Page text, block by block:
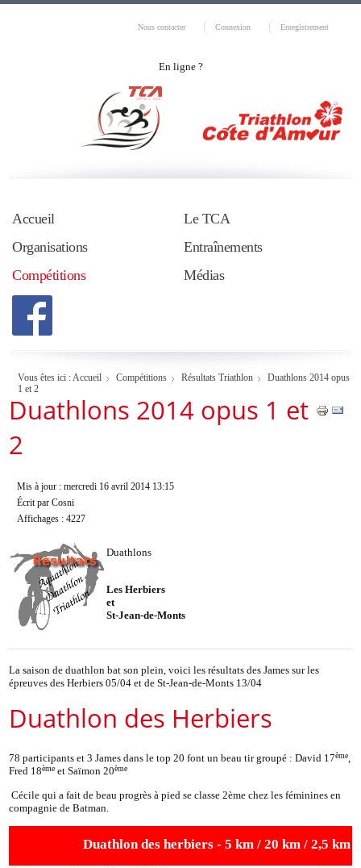
Nous contacter Connexion Enregistrement
En ligne ?
Accueil
Le TCA
Organisations
Entraînements
Compétitions
Médias
Vous êtes ici :Accueil Compétitions Résultats Triathlon
Duathlons 2014 opus
1 et 2
Duathlons 2014 opus 1 et
2
Mis à jour : mercredi 16 avril 2014 13:15
Écrit par Cosni
Affichages : 4227
Duathlons
Les Herbiers
et
St-Jean-de-Monts
La saison de duathlon bat son plein, voici les résultats des James sur les
épreuves des Herbiers 05/04 et de St-Jean-de-Monts 13/04
Duathlon des Herbiers
78 participants et 3 James dans le top 20 font un beau tir groupé : David 17ème,
Fred 18ème et Saïmon 20ème
Cécile qui a fait de beau progrès à pied se classe 2ème chez les féminines en
compagnie de Batman.
Duathlon des herbiers - 5 km / 20 km / 2,5 km